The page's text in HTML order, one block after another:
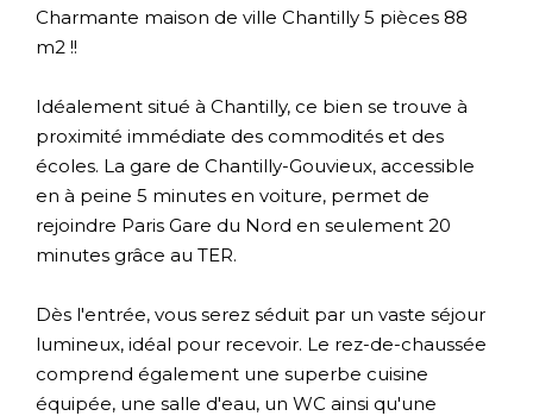
Charmante maison de ville Chantilly 5 pièces 88
m2 !!
Idéalement situé à Chantilly, ce bien se trouve à
proximité immédiate des commodités et des
écoles. La gare de Chantilly-Gouvieux, accessible
en à peine 5 minutes en voiture, permet de
rejoindre Paris Gare du Nord en seulement 20
minutes grâce au TER.
Dès l'entrée, vous serez séduit par un vaste séjour
lumineux, idéal pour recevoir. Le rez-de-chaussée
comprend également une superbe cuisine
équipée, une salle d'eau, un WC ainsi qu'une